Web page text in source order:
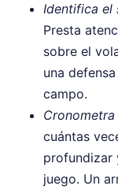
Identifica el
Presta
sobre el
una
campo.
cuántas
profundizar
juego. Un